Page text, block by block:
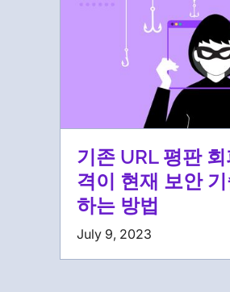
기존 URL 평판
격이 현재 보안
하는 방법
July 9, 2023